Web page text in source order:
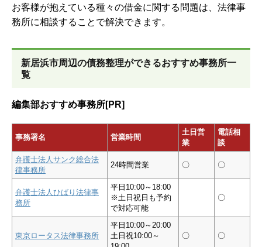
お客様が抱えている種々の借金に関する問題は、法律事
務所に相談することで解決できます。
新居浜市周辺の債務整理ができるおすすめ事務所一
覧
編集部おすすめ事務所[PR]
事務署名 営業時間
土日営
業
電話相
談
弁護士法人サンク総合法
律事務所
24時間営業 〇 〇
弁護士法人ひばり法律事
務所
平日10:00～18:00
※土日祝日も予約
で対応可能
〇
東京ロータス法律事務所
平日10:00～20:00
土日祝10:00～
〇 〇